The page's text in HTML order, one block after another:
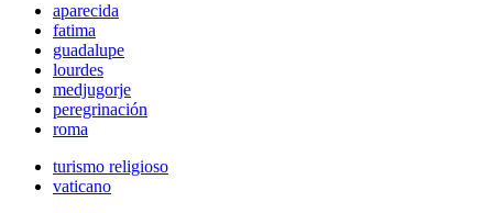
aparecida
fatima
guadalupe
lourdes
medjugorje
peregrinación
roma
turismo religioso
vaticano